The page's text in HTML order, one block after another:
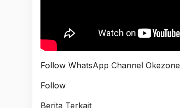
Follow WhatsApp Channel Okezone
Follow
Berita Terkait